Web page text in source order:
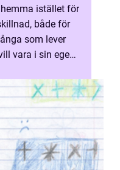
istället för
både för
som lever
vara i sin egen